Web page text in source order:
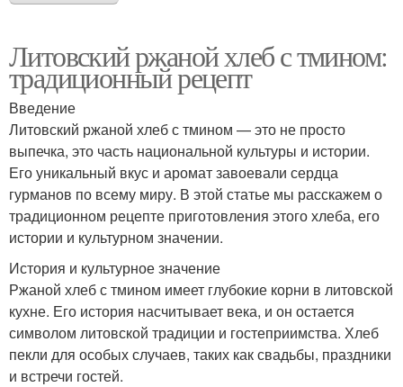
Литовский ржаной хлеб с тмином:
традиционный рецепт
Введение
Литовский ржаной хлеб с тмином — это не просто
выпечка, это часть национальной культуры и истории.
Его уникальный вкус и аромат завоевали сердца
гурманов по всему миру. В этой статье мы расскажем о
традиционном рецепте приготовления этого хлеба, его
истории и культурном значении.
История и культурное значение
Ржаной хлеб с тмином имеет глубокие корни в литовской
кухне. Его история насчитывает века, и он остается
символом литовской традиции и гостеприимства. Хлеб
пекли для особых случаев, таких как свадьбы, праздники
и встречи гостей.